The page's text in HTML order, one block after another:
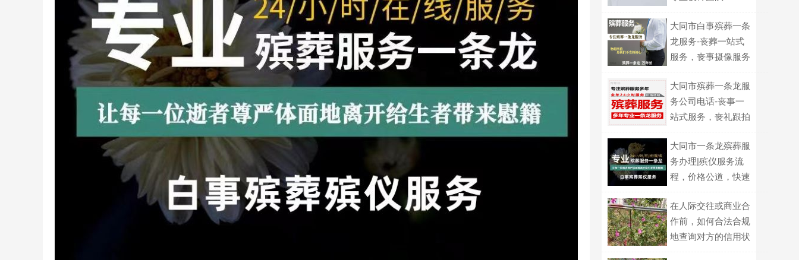
大同市白事殡葬一条
龙服务-丧葬一站式
服务，丧事摄像服务
大同市殡葬一条龙服
务公司电话-丧事一
站式服务，丧礼跟拍
大同市一条龙殡葬服
务办理|殡仪服务流
程，价格公道，快速
在人际交往或商业合
作前，如何合法合规
地查询对方的信用状